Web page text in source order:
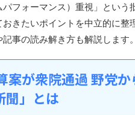
フォーマンス）重視」とい
きたいポイントを中立的に整
事の読み解き方も解説します。
案が衆院通過 野党
聞」とは